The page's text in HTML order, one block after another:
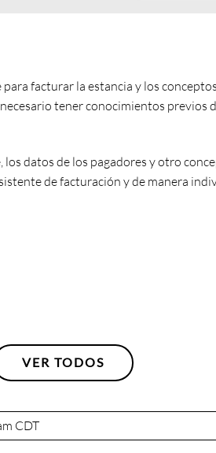
facturar la estancia y los
tener conocimientos previos
datos de los pagadores y otro
de facturación y de manera
VER TODOS
CDT